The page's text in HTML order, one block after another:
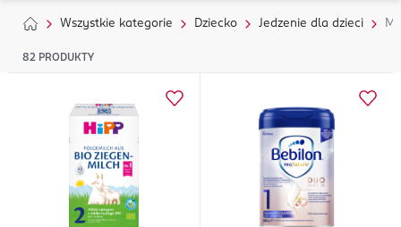
Wszystkie kategorie Dziecko Jedzenie dla dzieci
82 PRODUKTY